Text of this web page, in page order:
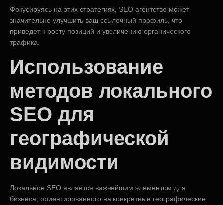
Фокусируясь на этих стратегиях, SEO агентство может
значительно улучшить ваш ссылочный профиль, что
приведет к росту позиций и увеличению органического
трафика.
Использование
методов локального
SEO для
географической
видимости
Локальное SEO является важнейшим элементом для
бизнеса, ориентированного на конкретные географические